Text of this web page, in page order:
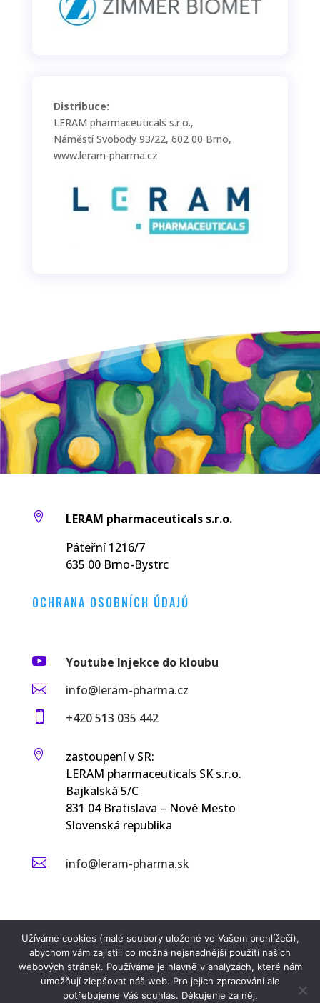
Distribuce:
LERAM pharmaceuticals s.r.o.,
Náměstí Svobody 93/22, 602 00 Brno,
www.leram-pharma.cz

LERAM pharmaceuticals s.r.o.
Páteřní 1216/7
635 00 Brno-Bystrc
OCHRANA OSOBNÍCH ÚDAJŮ
 Youtube Injekce do kloubu
 info@leram-pharma.cz
 +420 513 035 442

zastoupení v SR:
LERAM pharmaceuticals SK s.r.o.
Bajkalská 5/C
831 04 Bratislava – Nové Mesto
Slovenská republika
 info@leram-pharma.sk
Užíváme cookies (malé soubory uložené ve Vašem prohlížeči),
abychom vám zajistili co možná nejsnadnější použití našich
webových stránek. Používáme je hlavně v analýzách, které nám
umožňují zlepšovat náš web. Pro jejich zpracování ale
potřebujeme Váš souhlas. Děkujeme za něj.